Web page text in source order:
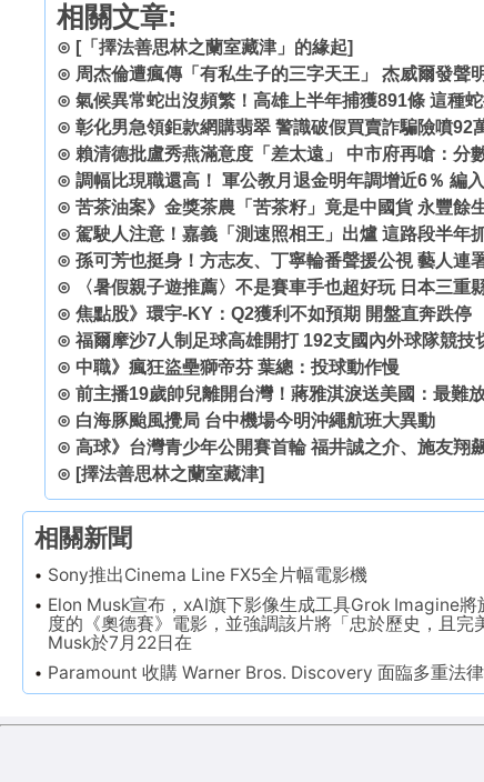
相關文章:
⊙ [「擇法善思林之蘭室藏津」的緣起]
⊙ 周杰倫遭瘋傳「有私生子的三字天王」 杰威爾發聲
⊙ 氣候異常蛇出沒頻繁！高雄上半年捕獲891條 這種
⊙ 彰化男急領鉅款網購翡翠 警識破假買賣詐騙險噴92
⊙ 賴清德批盧秀燕滿意度「差太遠」 中市府再嗆：分
⊙ 調幅比現職還高！ 軍公教月退金明年調增近6％ 編
⊙ 苦茶油案》金獎茶農「苦茶籽」竟是中國貨 永豐餘
⊙駕駛人注意！嘉義「測速照相王」出爐 這路段半年
⊙ 孫可芳也挺身！方志友、丁寧輪番聲援公視 藝人連
⊙
〈暑假親子遊推薦〉不是賽車手也超好玩 日本三重
⊙ 焦點股》環宇-KY：Q2獲利不如預期 開盤直奔跌停
⊙ 福爾摩沙7人制足球高雄開打 192支國內外球隊競技
⊙ 中職》瘋狂盜壘獅帝芬 葉總：投球動作慢
⊙ 前主播19歲帥兒離開台灣！蔣雅淇淚送美國：最難
⊙ 白海豚颱風攪局 台中機場今明沖繩航班大異動
⊙ 高球》台灣青少年公開賽首輪 福井誠之介、施友翔
⊙ [擇法善思林之蘭室藏津]
相關新聞
Sony推出Cinema Line FX5全片幅電影機
Elon Musk宣布，xAI旗下影像生成工具Grok Imagine
度的《奧德賽》電影，並強調該片將「忠於歷史，且完
Musk於7月22日在
Paramount 收購 Warner Bros. Discovery 面臨多重法